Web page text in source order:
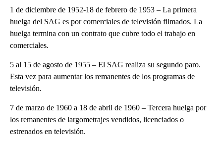
1 de diciembre de 1952-18 de febrero de 1953 – La primera
huelga del SAG es por comerciales de televisión filmados. La
huelga termina con un contrato que cubre todo el trabajo en
comerciales.
5 al 15 de agosto de 1955 – El SAG realiza su segundo paro.
Esta vez para aumentar los remanentes de los programas de
televisión.
7 de marzo de 1960 a 18 de abril de 1960 – Tercera huelga por
los remanentes de largometrajes vendidos, licenciados o
estrenados en televisión.